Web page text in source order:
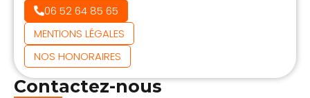
06 52 64 85 65
MENTIONS LÉGALES
NOS HONORAIRES
Contactez-nous